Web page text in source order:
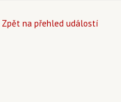
Zpět na přehled událostí